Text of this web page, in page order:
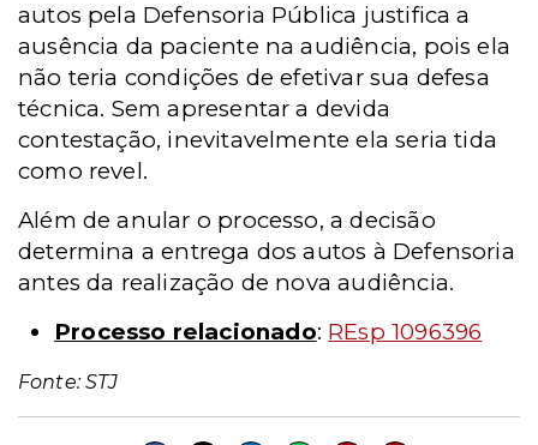
autos pela Defensoria Pública justifica a
ausência da paciente na audiência, pois ela
não teria condições de efetivar sua defesa
técnica. Sem apresentar a devida
contestação, inevitavelmente ela seria tida
como revel.
Além de anular o processo, a decisão
determina a entrega dos autos à Defensoria
antes da realização de nova audiência.
Processo relacionado: REsp 1096396
Fonte: STJ